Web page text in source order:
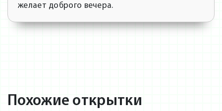
желает доброго вечера.
Похожие открытки